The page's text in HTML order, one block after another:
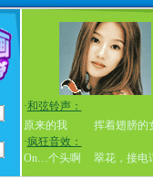
·和弦铃声：
原来的我
挥着翅膀的
·疯狂音效：
On…个头啊
翠花，接